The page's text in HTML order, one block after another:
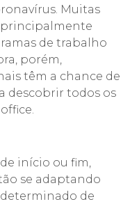
Muitas
principalmente
de trabalho
porém,
têm a chance de
descobrir todos os
início ou fim,
se adaptando
de